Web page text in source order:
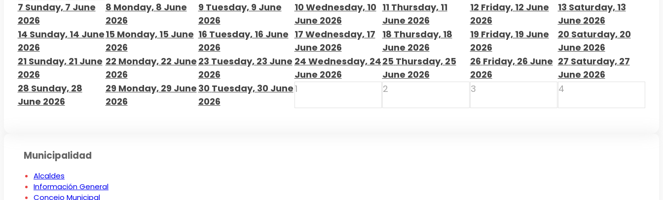
7 Sunday, 7 June
2026
8 Monday, 8 June
2026
9 Tuesday, 9 June
2026
10 Wednesday, 10
June 2026
11 Thursday, 11
June 2026
12 Friday, 12 June
2026
13 Saturday, 13
June 2026
14 Sunday, 14 June
2026
15 Monday, 15 June
2026
16 Tuesday, 16 June
2026
17 Wednesday, 17
June 2026
18 Thursday, 18
June 2026
19 Friday, 19 June
2026
20 Saturday, 20
June 2026
21 Sunday, 21 June
2026
22 Monday, 22 June
2026
23 Tuesday, 23 June
2026
24 Wednesday, 24
June 2026
25 Thursday, 25
June 2026
26 Friday, 26 June
2026
27 Saturday, 27
June 2026
28 Sunday, 28
June 2026
29 Monday, 29 June
2026
30 Tuesday, 30 June
2026
1 2 3 4
Municipalidad
Alcaldes
Información General
Concejo Municipal